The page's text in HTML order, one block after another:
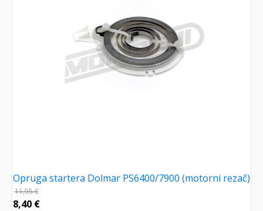
Opruga startera Dolmar PS6400/7900 (motorni rezač)
11,95€
8,40 €